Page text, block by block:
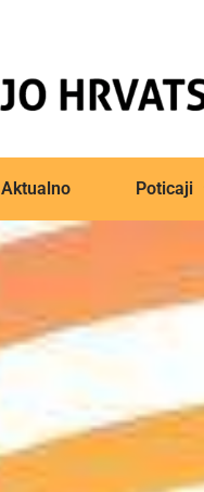
Aktualno Poticaji